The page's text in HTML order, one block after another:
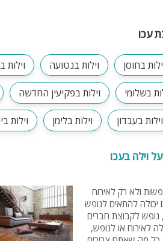
עכו
בחוסן וילות בנטועה וילות
בשלומי וילות בפקיעין החדשה
וילות בעבדון וילות בלימן וילות
וילה בעכו
ולא רק לאירוח
יכולה להתאים לנופש
נופש לקבוצת חברים
לאירוח או לנופש,